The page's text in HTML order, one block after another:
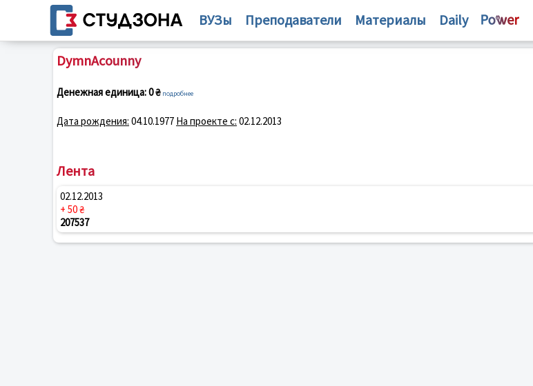
ВУЗы Преподаватели Материалы Daily
DymnAcounny
Денежная единица:0 ₴ подробнее
Дата рождения: 04.10.1977 На проекте с: 02.12.2013
Лента
02.12.2013
+ 50 ₴
207537